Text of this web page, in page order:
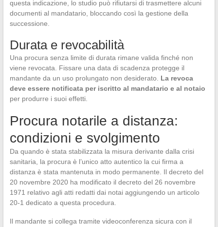
questa indicazione, lo studio può rifiutarsi di trasmettere alcuni
documenti al mandatario, bloccando così la gestione della
successione.
Durata e revocabilità
Una procura senza limite di durata rimane valida finché non
viene revocata. Fissare una data di scadenza protegge il
mandante da un uso prolungato non desiderato. La revoca
deve essere notificata per iscritto al mandatario e al notaio
per produrre i suoi effetti.
Procura notarile a distanza:
condizioni e svolgimento
Da quando è stata stabilizzata la misura derivante dalla crisi
sanitaria, la procura è l’unico atto autentico la cui firma a
distanza è stata mantenuta in modo permanente. Il decreto del
20 novembre 2020 ha modificato il decreto del 26 novembre
1971 relativo agli atti redatti dai notai aggiungendo un articolo
20-1 dedicato a questa procedura.
Il mandante si collega tramite videoconferenza sicura con il